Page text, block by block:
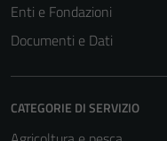
Enti e Fondazioni
Documenti e Dati
CATEGORIE DI SERVIZIO